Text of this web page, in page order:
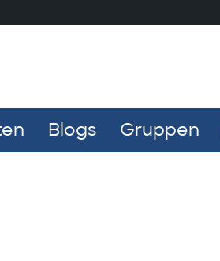
Blogs Gruppen